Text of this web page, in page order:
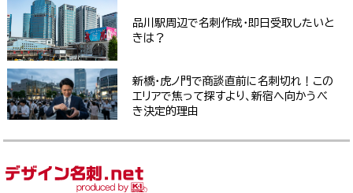
品川駅周辺で名刺作成・即日受取したいと
きは？
新橋・虎ノ門で商談直前に名刺切れ！この
エリアで焦って探すより、新宿へ向かうべ
き決定的理由